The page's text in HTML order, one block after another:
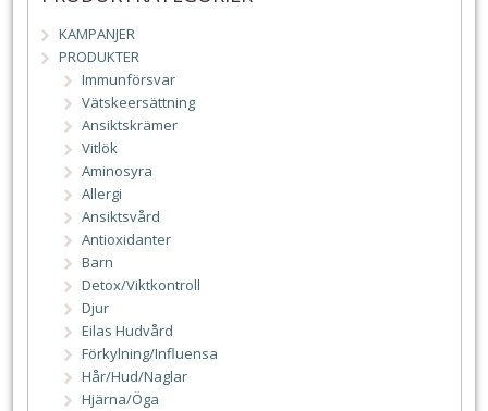
KAMPANJER
PRODUKTER
Immunförsvar
Vätskeersättning
Ansiktskrämer
Vitlök
Aminosyra
Allergi
Ansiktsvård
Antioxidanter
Barn
Detox/Viktkontroll
Djur
Eilas Hudvård
Förkylning/Influensa
Hår/Hud/Naglar
Hjärna/Öga